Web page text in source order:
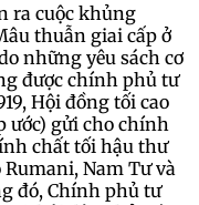
ra cuộc khủng
thuẫn giai cấp ở
những yêu sách cơ
được chính phủ tư
Hội đồng tối cao
ước) gửi cho chính
chất tối hậu thư
Nam Tư và
đó, Chính phủ tư